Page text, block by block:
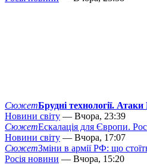
СюжетБрудні технології.
Новини світу — Вчора, 23:39
СюжетЕскалація для Європи.
Новини світу — Вчора, 17:07
СюжетЗміни в армії РФ: що
Росія новини — Вчора, 15:20